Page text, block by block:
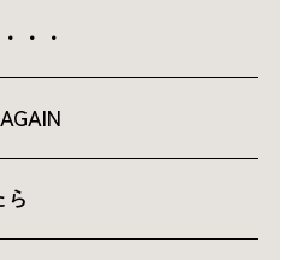
・・